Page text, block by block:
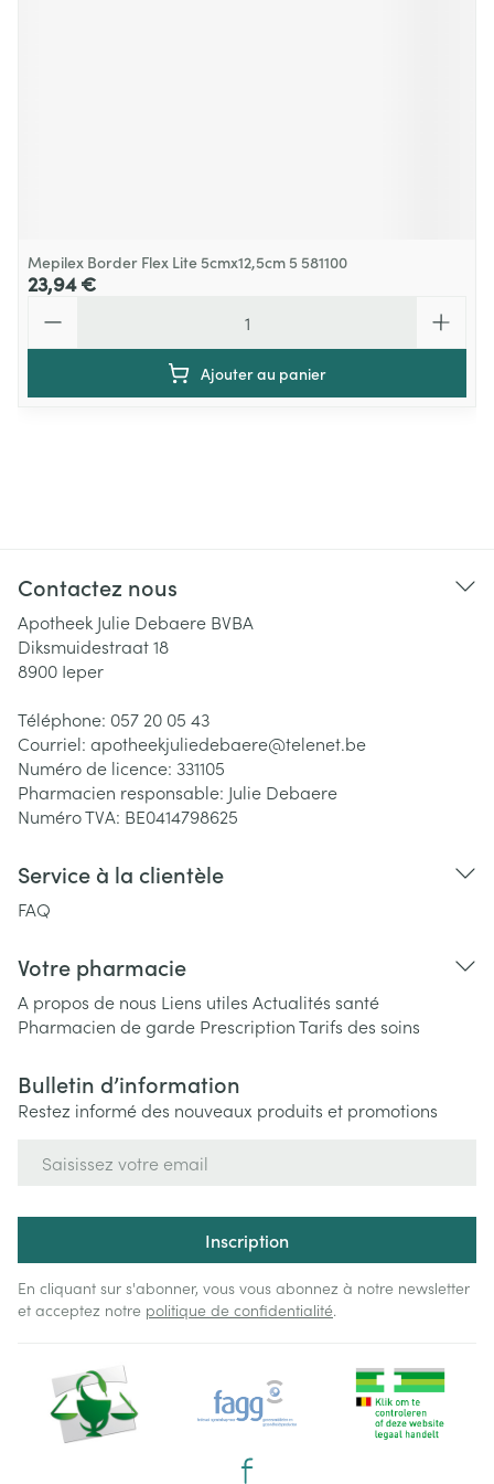
Mepilex Border Flex Lite 5cmx12,5cm 5 581100
23,94 €
Ajouter au panier
Contactez nous
Apotheek Julie Debaere BVBA
Diksmuidestraat 18
8900 Ieper
Téléphone: 057 20 05 43
Courriel: apotheekjuliedebaere@telenet.be
Numéro de licence: 331105
Pharmacien responsable: Julie Debaere
Numéro TVA: BE0414798625
Service à la clientèle
FAQ
Votre pharmacie
A propos de nous Liens utiles Actualités santé
Pharmacien de garde PrescriptionTarifs des soins
Bulletin d’information
Restez informé des nouveaux produits et promotions
Inscription
En cliquant sur s'abonner, vous vous abonnez à notre newsletter
et acceptez notre politique de confidentialité.